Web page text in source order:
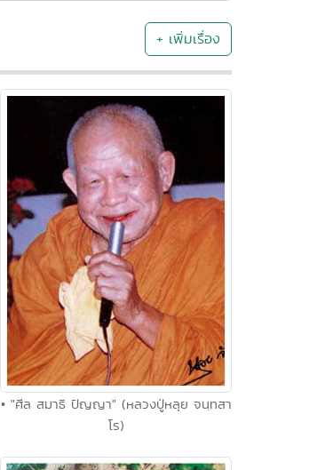
+ เพิ่มเรื่อง
• "ศีล สมาธิ ปัญญา" (หลวงปู่หลุย จนฺทสา
โร)